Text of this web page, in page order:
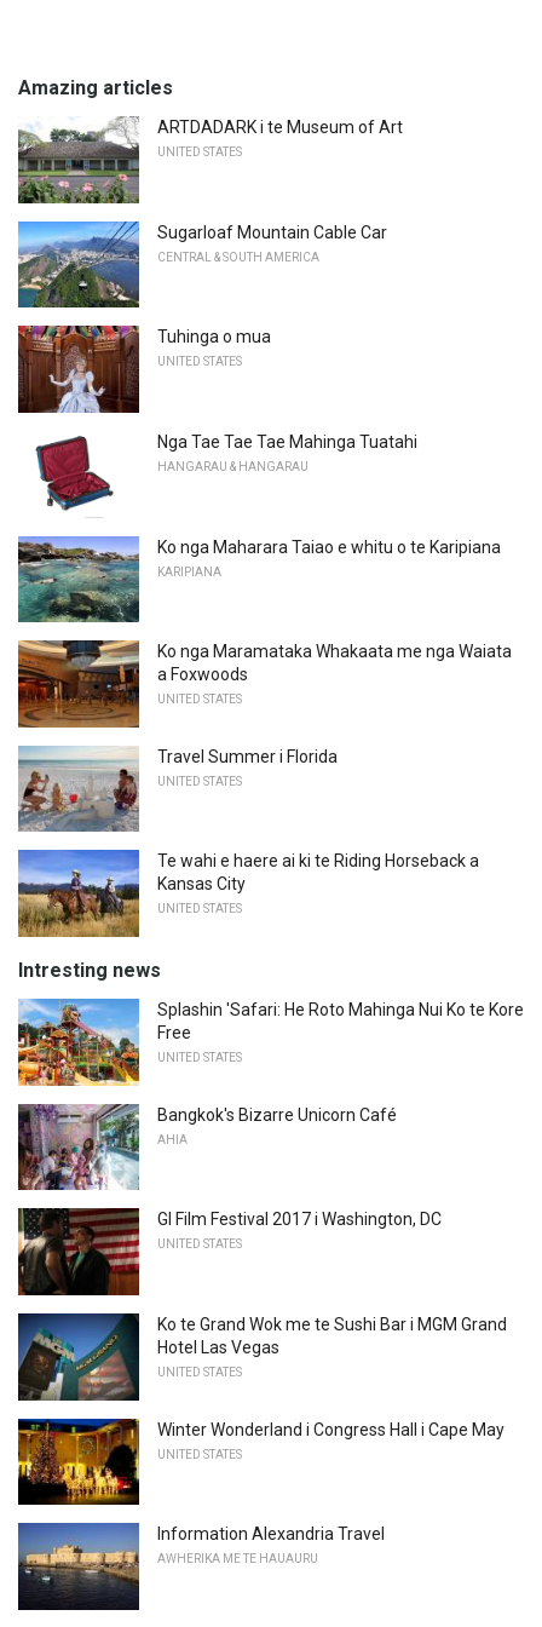
Amazing articles
ARTDADARK i te Museum of Art
UNITED STATES
Sugarloaf Mountain Cable Car
CENTRAL & SOUTH AMERICA
Tuhinga o mua
UNITED STATES
Nga Tae Tae Tae Mahinga Tuatahi
HANGARAU & HANGARAU
Ko nga Maharara Taiao e whitu o te Karipiana
KARIPIANA
Ko nga Maramataka Whakaata me nga Waiata
a Foxwoods
UNITED STATES
Travel Summer i Florida
UNITED STATES
Te wahi e haere ai ki te Riding Horseback a
Kansas City
UNITED STATES
Intresting news
Splashin 'Safari: He Roto Mahinga Nui Ko te Kore
Free
UNITED STATES
Bangkok's Bizarre Unicorn Café
AHIA
GI Film Festival 2017 i Washington, DC
UNITED STATES
Ko te Grand Wok me te Sushi Bar i MGM Grand
Hotel Las Vegas
UNITED STATES
Winter Wonderland i Congress Hall i Cape May
UNITED STATES
Information Alexandria Travel
AWHERIKA ME TE HAUAURU